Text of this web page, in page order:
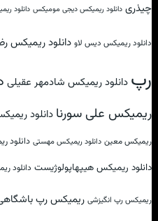
چیذری دانلود ریمیکس دیجی مومیکس دانلود
دانلود ریمیکس دیس لاو دانلود ریمیکس
رپ دانلود ریمیکس شادمهر عقیلی
ریمیکس علی سورنا دانلود
ریمیکس معین دانلود ریمیکس مهستی دانلود
دانلود ریمیکس هیپهاپولوژیست دانلود
ریمیکس رپ انگیزشی ریمیکس رپ